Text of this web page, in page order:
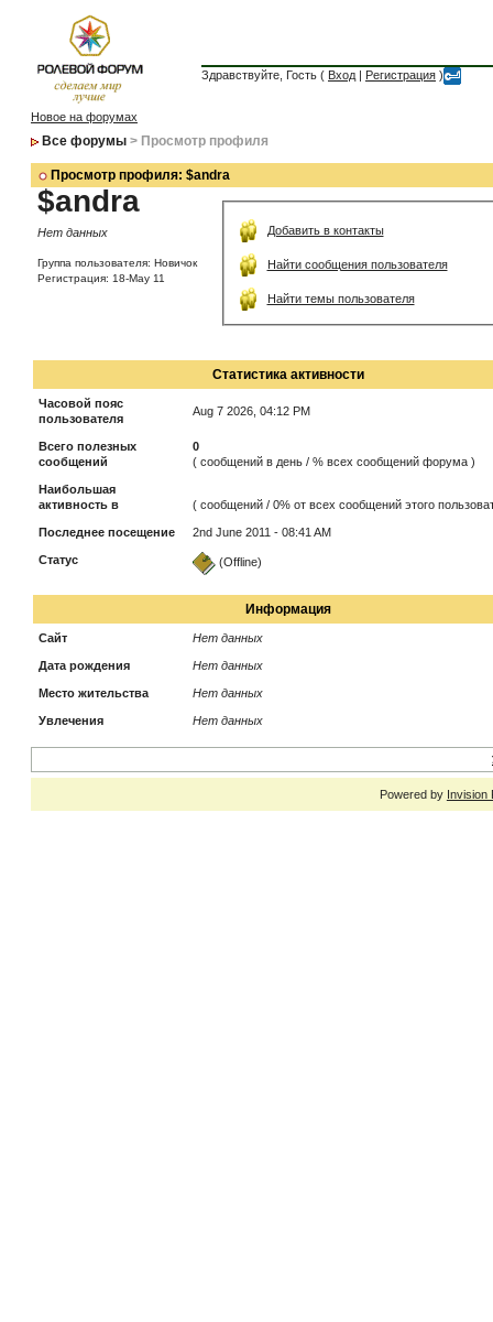
Здравствуйте, Гость ( Вход | Регистрация )
Новое на форумах
Все форумы > Просмотр профиля
Просмотр профиля: $andra
$andra
Нет данных
Группа пользователя: Новичок
Регистрация: 18-May 11
Добавить в контакты
Найти сообщения пользователя
Найти темы пользователя
Статистика активности
Часовой пояс
пользователя
Aug 7 2026, 04:12 PM
Всего полезных
сообщений
0
( сообщений в день / % всех сообщений форума )
Наибольшая
активность в
( сообщений / 0% от всех сообщений этого
Последнее посещение 2nd June 2011 - 08:41 AM
Статус (Offline)
Информация
Сайт Нет данных
Дата рождения Нет данных
Место жительства Нет данных
Увлечения Нет данных
Powered by Invision